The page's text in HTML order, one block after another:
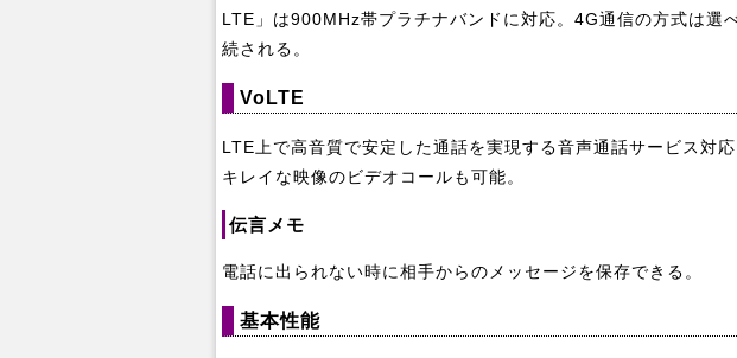
LTE」は900MHz帯プラチナバンドに対応。4G通信の方式は選
続される。
VoLTE
LTE上で高音質で安定した通話を実現する音声通話サービス対
キレイな映像のビデオコールも可能。
伝言メモ
電話に出られない時に相手からのメッセージを保存できる。
基本性能